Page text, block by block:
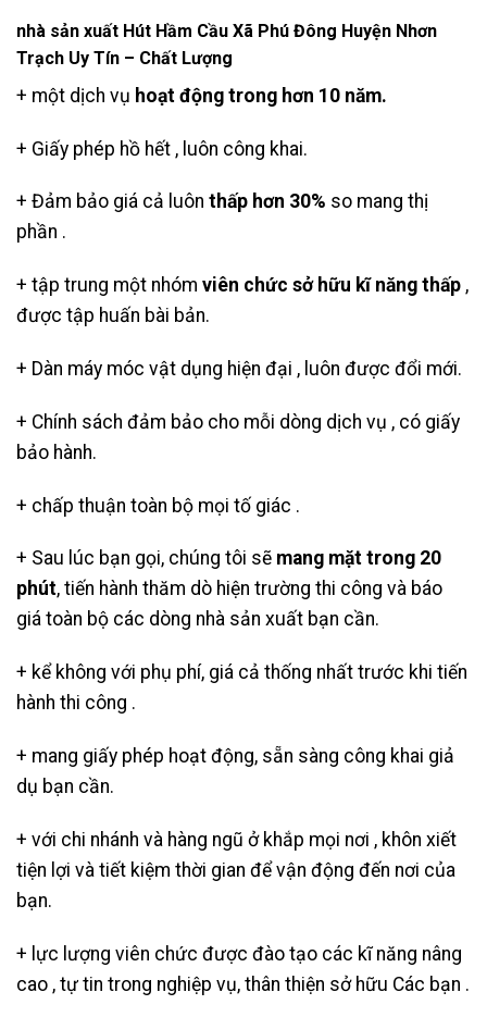
nhà sản xuất Hút Hầm Cầu Xã Phú Đông Huyện Nhơn
Trạch Uy Tín – Chất Lượng
+ một dịch vụ hoạt động trong hơn 10 năm.
+ Giấy phép hồ hết , luôn công khai.
+ Đảm bảo giá cả luôn thấp hơn 30% so mang thị
phần .
+ tập trung một nhóm viên chức sở hữu kĩ năng thấp ,
được tập huấn bài bản.
+ Dàn máy móc vật dụng hiện đại , luôn được đổi mới.
+ Chính sách đảm bảo cho mỗi dòng dịch vụ , có giấy
bảo hành.
+ chấp thuận toàn bộ mọi tố giác .
+ Sau lúc bạn gọi, chúng tôi sẽ mang mặt trong 20
phút, tiến hành thăm dò hiện trường thi công và báo
giá toàn bộ các dòng nhà sản xuất bạn cần.
+ kể không với phụ phí, giá cả thống nhất trước khi tiến
hành thi công .
+ mang giấy phép hoạt động, sẵn sàng công khai giả
dụ bạn cần.
+ với chi nhánh và hàng ngũ ở khắp mọi nơi , khôn xiết
tiện lợi và tiết kiệm thời gian để vận động đến nơi của
bạn.
+ lực lượng viên chức được đào tạo các kĩ năng nâng
cao , tự tin trong nghiệp vụ, thân thiện sở hữu Các bạn .